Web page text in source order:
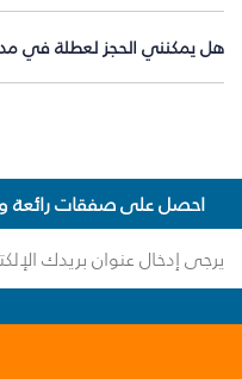
هل يمكنني الحجز لعطلة في
احصل على صفقات رائعة